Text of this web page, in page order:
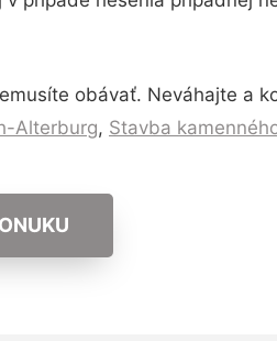
obávať. Neváhajte a
Alterburg, Stavba